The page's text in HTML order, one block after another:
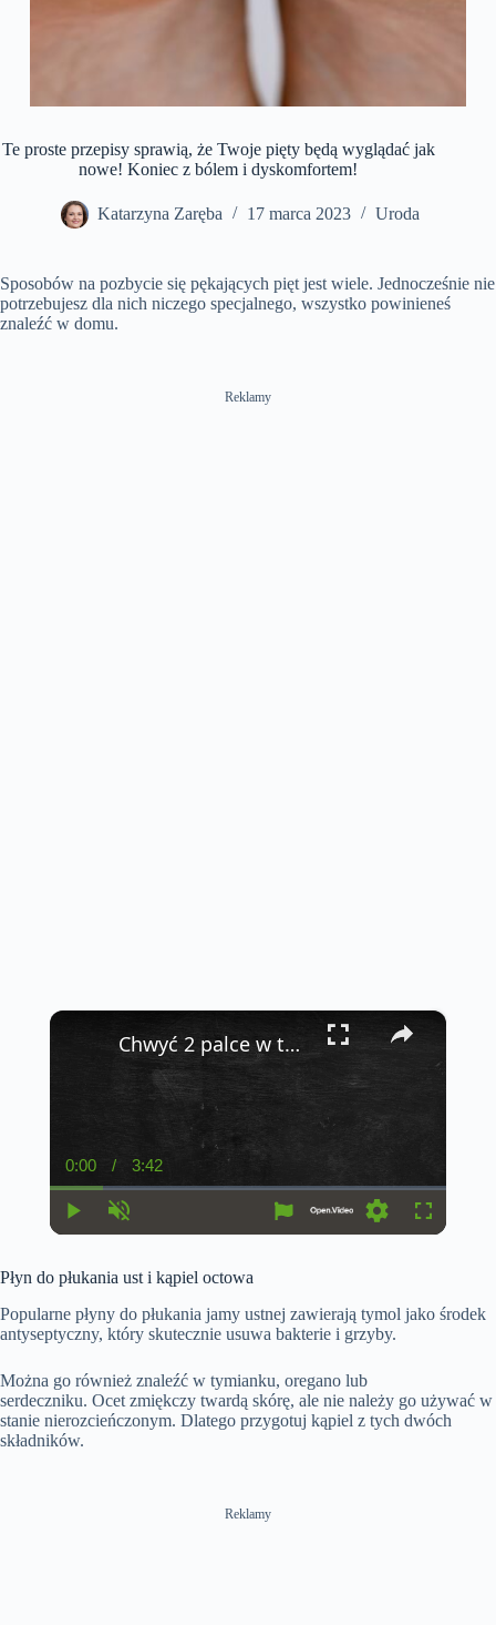
Te proste przepisy sprawią, że Twoje pięty będą wyglądać jak
nowe! Koniec z bólem i dyskomfortem!
Katarzyna Zaręba 17 marca 2023 Uroda
Sposobów na pozbycie się pękających pięt jest wiele. Jednocześnie nie
potrzebujesz dla nich niczego specjalnego, wszystko powinieneś
znaleźć w domu.
Reklamy
×
y
u
e
C
u
r
e
t
T
m
e
0:00 /
D
u
t
o
n
3:42
n
g
s
c
r
Chwyć 2 palce w ten sposób i obserwuj co się stanie
Płyn do płukania ust i kąpiel octowa
Popularne płyny do płukania jamy ustnej zawierają tymol jako środek
antyseptyczny, który skutecznie usuwa bakterie i grzyby.
Można go również znaleźć w tymianku, oregano lub
serdeczniku. Ocet zmiękczy twardą skórę, ale nie należy go używać w
stanie nierozcieńczonym. Dlatego przygotuj kąpiel z tych dwóch
składników.
Reklamy